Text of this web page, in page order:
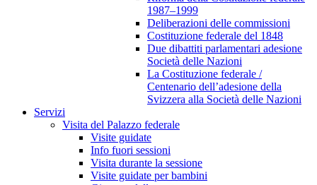
1987–1999
Deliberazioni delle commissioni
Costituzione federale del 1848
Due dibattiti parlamentari adesione
Società delle Nazioni
La Costituzione federale /
Centenario dell’adesione della
Svizzera alla Società delle Nazioni
Servizi
Visita del Palazzo federale
Visite guidate
Info fuori sessioni
Visita durante la sessione
Visite guidate per bambini